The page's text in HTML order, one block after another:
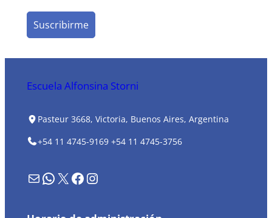
Escuela Alfonsina Storni
Pasteur 3668, Victoria, Buenos Aires, Argentina
+54 11 4745-9169 +54 11 4745-3756
Formulario de contacto WhatsApp X Facebook Instagram